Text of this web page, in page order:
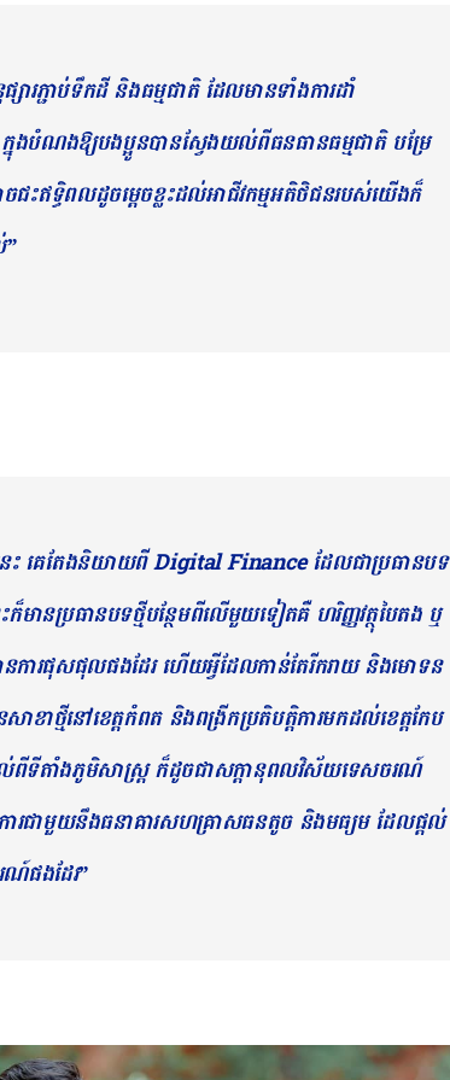
ផ្សារភ្ជាប់ទឹកដី និងធម្មជាតិ ដែលមានទាំងការដាំ
នុងបំណងឱ្យបងប្អូនបានស្វែងយល់ពីធនធានធម្មជាតិ បម្រែ
ជះឥទ្ធិពលដូចម្ដេចខ្លះដល់អាជីវកម្មអតិថិជនរបស់យើងក៏
ះ គេតែងនិយាយពី Digital Finance ដែលជាប្រធានបទ
ក៏មានប្រធានបទថ្មីបន្ថែមពីលើមួយទៀតគឺ ហរិញ្ញវត្ថុបៃតង ឬ
ារផុសផុលផងដែរ ហើយអ្វីដែលកាន់តែរីករាយ និងមោទន
ាខាថ្មីនៅខេត្តកំពត និងពង្រីកប្រតិបត្តិការមកដល់ខេត្តកែប
ល់ពីទីតាំងភូមិសាស្ត្រ ក៏ដូចជាសក្ដានុពលវិស័យទេសចរណ៍
ារជាមួយនឹងធនាគារសហគ្រាសធនតូច និងមធ្យម ដែលផ្ដល់
ផងដែរ”